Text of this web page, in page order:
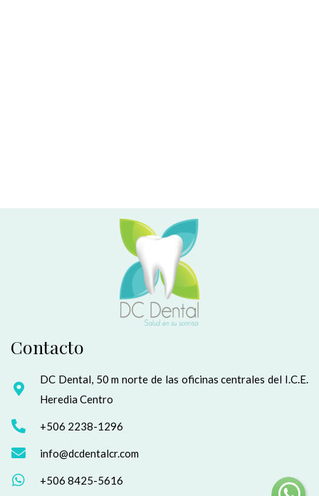
Contacto
DC Dental, 50 m norte de las oficinas centrales del I.C.E.
Heredia Centro
+506 2238-1296
info@dcdentalcr.com
+506 8425-5616